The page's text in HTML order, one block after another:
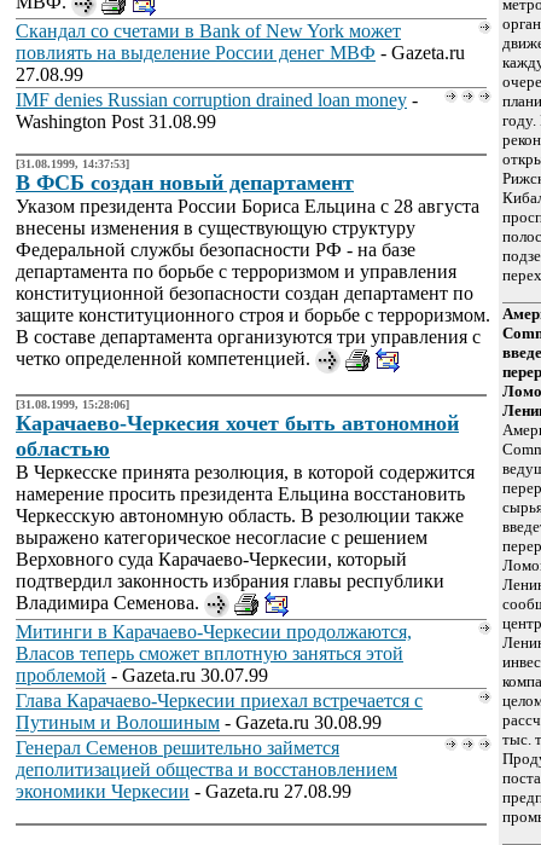
Скандал со счетами в Bank of New York может
повлиять на выделение России денег МВФ - Gazeta.ru
27.08.99
IMF denies Russian corruption drained loan money -
Washington Post 31.08.99
[31.08.1999, 14:37:53]
В ФСБ создан новый департамент
Указом президента России Бориса Ельцина с 28 августа
внесены изменения в существующую структуру
Федеральной службы безопасности РФ - на базе
департамента по борьбе с терроризмом и управления
конституционной безопасности создан департамент по
защите конституционного строя и борьбе с терроризмом.
В составе департамента организуются три управления с
четко определенной компетенцией.
[31.08.1999, 15:28:06]
Карачаево-Черкесия хочет быть автономной
областью
В Черкесске принята резолюция, в которой содержится
намерение просить президента Ельцина восстановить
Черкесскую автономную область. В резолюции также
выражено категорическое несогласие с решением
Верховного суда Карачаево-Черкесии, который
подтвердил законность избрания главы республики
Владимира Семенова.
Митинги в Карачаево-Черкесии продолжаются,
Власов теперь сможет вплотную заняться этой
проблемой - Gazeta.ru 30.07.99
Глава Карачаево-Черкесии приехал встречается с
Путиным и Волошиным - Gazeta.ru 30.08.99
Генерал Семенов решительно займется
деполитизацией общества и восстановлением
экономики Черкесии - Gazeta.ru 27.08.99
тыс.